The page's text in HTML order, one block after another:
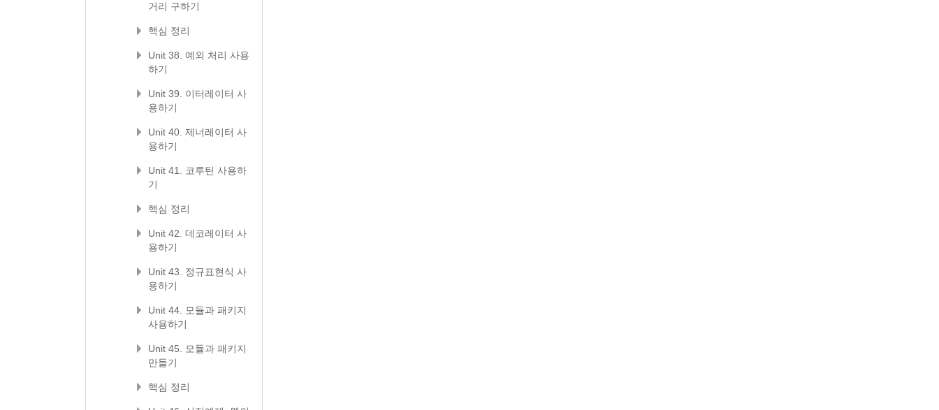
거리 구하기
핵심 정리
Unit 38. 예외 처리 사용
하기
Unit 39. 이터레이터 사
용하기
Unit 40. 제너레이터 사
용하기
Unit 41. 코루틴 사용하
기
핵심 정리
Unit 42. 데코레이터 사
용하기
Unit 43. 정규표현식 사
용하기
Unit 44. 모듈과 패키지
사용하기
Unit 45. 모듈과 패키지
만들기
핵심 정리